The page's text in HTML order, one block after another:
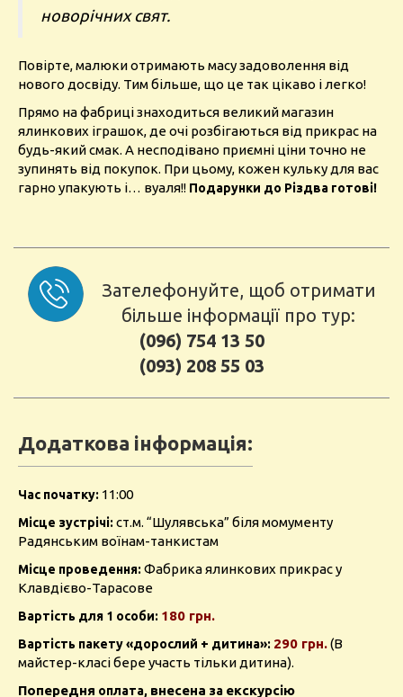
новорічних свят.
Повірте, малюки отримають масу задоволення від
нового досвіду. Тим більше, що це так цікаво і легко!
Прямо на фабриці знаходиться великий магазин
ялинкових іграшок, де очі розбігаються від прикрас на
будь-який смак. А несподівано приємні ціни точно не
зупинять від покупок. При цьому, кожен кульку для вас
гарно упакують і… вуаля!! Подарунки до Різдва готові!
Зателефонуйте, щоб отримати
більше інформації про тур:
(096) 754 13 50
(093) 208 55 03
Додаткова інформація:
Час початку: 11:00
Місце зустрічі: ст.м. “Шулявська” біля момументу
Радянським воїнам-танкистам
Місце проведення: Фабрика ялинкових прикрас у
Клавдієво-Тарасове
Вартість для 1 особи: 180 грн.
Вартість пакету «дорослий + дитина»: 290 грн.(В
майстер-класі бере участь тільки дитина).
Попередня оплата, внесена за екскурсію